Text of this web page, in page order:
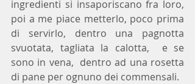
ingredienti si insaporiscano fra loro,
poi a me piace metterlo, poco prima
di servirlo, dentro una pagnotta
svuotata, tagliata la calotta,  e se
sono in vena,  dentro ad una rosetta
di pane per ognuno dei commensali.